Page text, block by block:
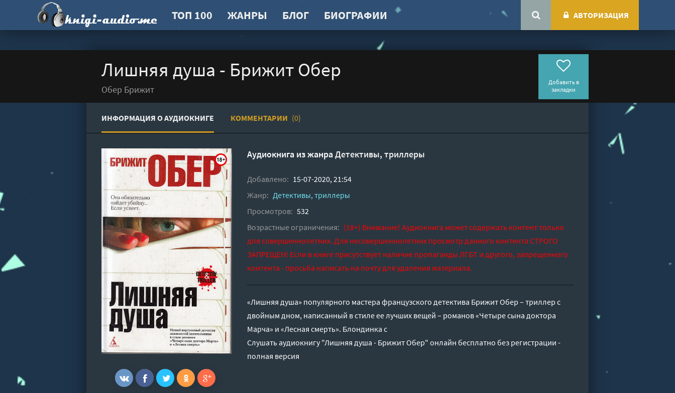
ТОП 100 ЖАНРЫ БЛОГ БИОГРАФИИ АВТОРИЗАЦИЯ
Лишняя душа - Брижит Обер
Обер Брижит
Добавить в
закладки
ИНФОРМАЦИЯ О АУДИОКНИГЕ КОММЕНТАРИИ (0)
Аудиокнига из жанраДетективы, триллеры
Добавлено: 15-07-2020, 21:54
Жанр: Детективы, триллеры
Просмотров: 532
Возрастные ограничения: (18+) Внимание! Аудиокнига может содержать контент только
для совершеннолетних. Для несовершеннолетних просмотр данного контента СТРОГО
ЗАПРЕЩЕН! Если в книге присутствует наличие пропаганды ЛГБТ и другого, запрещенного
контента - просьба написать на почту для удаления материала.
«Лишняя душа» популярного мастера французского детектива Брижит Обер – триллер с
двойным дном, написанный в стиле ее лучших вещей – романов «Четыре сына доктора
Марча» и «Лесная смерть». Блондинка с
Слушать аудиокнигу "Лишняя душа - Брижит Обер" онлайн бесплатно без регистрации -
полная версия